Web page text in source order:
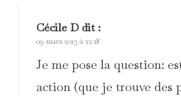
Cécile Ddit :
09 mars 2013 à 22:18
Je me pose la question:
action (que je trouve des